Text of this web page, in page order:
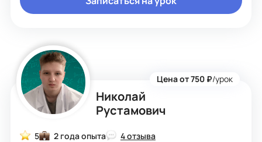
Николай
Рустамович
Цена от 750 ₽/урок
5 2 года опыта
4 отзыва